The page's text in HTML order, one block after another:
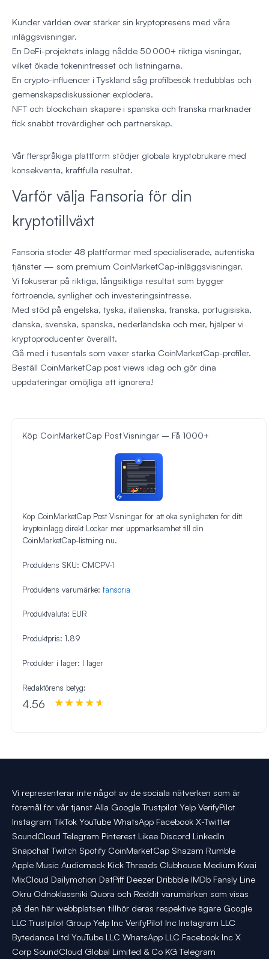
Kunder världen över stärker sin kryptopresens med våra
inläggsvisningar.
En DeFi-projektets inlägg nådde 50 000+ riktiga visningar,
vilket ökade tokenintresset och listningarna.
En crypto-influencer i Tyskland såg profilbesök tredubblas och
gemenskapsdiskussioner explodera.
NFT och blockchain skapare i spanska och franska marknader
fick snabbt trovärdighet och partnerskap.
Vår flerspråkiga plattform stödjer globala kryptobrukare med
konsekventa, kraftfulla resultat.
Varför välja Fansoria för din
kryptotillväxt
Fansoria stöder 48 plattformar med specialiserade, autentiska
tjänster — som premium CoinMarketCap-inläggsvisningar.
Vi fokuserar på riktiga, långsiktiga resultat som bygger
förtroende, synlighet och investeringsintresse.
Med stöd på engelska, tyska, italienska, franska, portugisiska,
danska, svenska, spanska, nederländska och mer, hjälper vi
kryptoproducenter överallt.
Gå med i tusentals som växer starka CoinMarketCap-profiler.
Beställ CoinMarketCap post views idag och gör dina
uppdateringar omöjliga att ignorera!
Köp CoinMarketCap Post Visningar – Få 1000+
Köp CoinMarketCap Post Visningar för att öka synligheten för ditt
kryptoinlägg direkt Lockar mer uppmärksamhet till din
CoinMarketCap-listning nu.
Produktens SKU: CMCPV-1
Produktens varumärke: fansoria
Produktvaluta: EUR
Produktpris: 1.89
Produkter i lager: I lager
Redaktörens betyg:
4.56
Vi representerar inte något av de sociala nätverken som är
föremål för vår tjänst Alla Google Trustpilot Yelp VerifyPilot
Instagram TikTok YouTube WhatsApp Facebook X-Twitter
SoundCloud Telegram Pinterest Likee Discord LinkedIn
Snapchat Twitch Spotify CoinMarketCap Shazam Rumble
Apple Music Audiomack Kick Threads Clubhouse Medium Kwai
MixCloud Dailymotion DatPiff Deezer Dribbble IMDb Fansly Line
Okru Odnoklassniki Quora och Reddit varumärken som visas
på den här webbplatsen tillhör deras respektive ägare Google
LLC Trustpilot Group Yelp Inc VerifyPilot Inc Instagram LLC
Bytedance Ltd YouTube LLC WhatsApp LLC Facebook Inc X
Corp SoundCloud Global Limited & Co KG Telegram